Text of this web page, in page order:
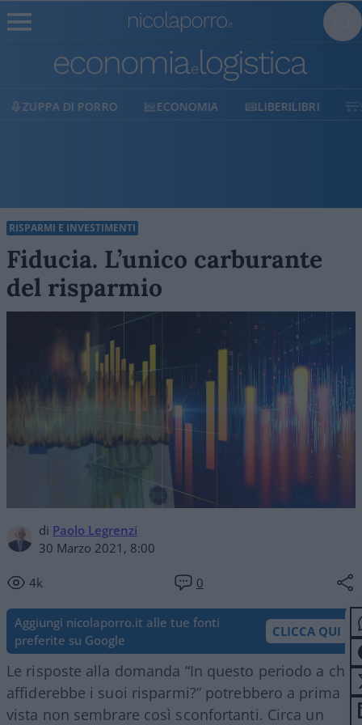
DI PORRO ECONOMIA LIBERILIBRI SHOP
RISPARMI E INVESTIMENTI
Fiducia. L’unico carburante
del risparmio
di Paolo Legrenzi
30 Marzo 2021, 8:00
4k 0
Aggiungi nicolaporro.it alle tue fonti
preferite su Google
CLICCA QUI
Le risposte alla domanda “In questo periodo a chi
affiderebbe i suoi risparmi?” potrebbero a prima
vista non sembrare così sconfortanti. Circa un